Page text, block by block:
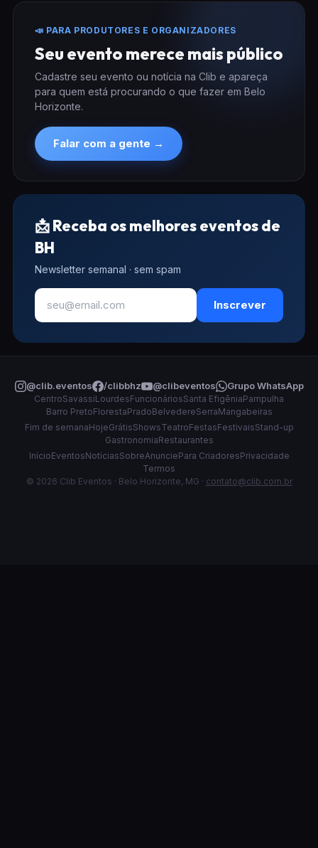
📣 PARA PRODUTORES E ORGANIZADORES
Seu evento merece mais público
Cadastre seu evento ou notícia na Clib e apareça
para quem está procurando o que fazer em Belo
Horizonte.
Falar com a gente →
📩 Receba os melhores eventos de
BH
Newsletter semanal · sem spam
Inscrever
@clib.eventos /clibbhz @clibeventos Grupo WhatsApp
CentroSavassiLourdesFuncionáriosSanta EfigêniaPampulha
Barro PretoFlorestaPradoBelvedereSerraMangabeiras
Fim de semanaHojeGrátisShowsTeatroFestasFestivaisStand-up
GastronomiaRestaurantes
InícioEventosNotíciasSobreAnunciePara CriadoresPrivacidade
Termos
© 2026 Clib Eventos · Belo Horizonte, MG · contato@clib.com.br